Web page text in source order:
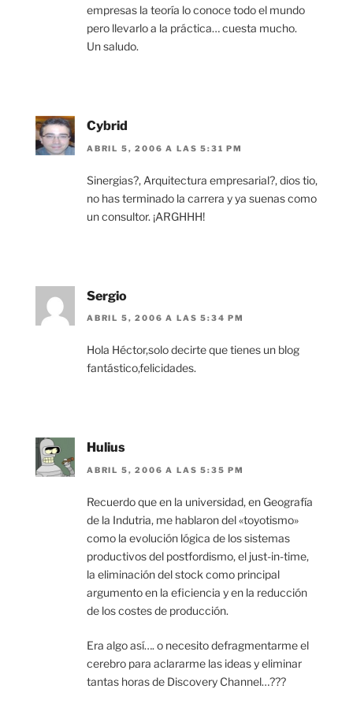
empresas la teoría lo conoce todo el mundo
pero llevarlo a la práctica… cuesta mucho.
Un saludo.
Cybrid
ABRIL 5, 2006 A LAS 5:31 PM
Sinergias?, Arquitectura empresarial?, dios tio,
no has terminado la carrera y ya suenas como
un consultor. ¡ARGHHH!
Sergio
ABRIL 5, 2006 A LAS 5:34 PM
Hola Héctor,solo decirte que tienes un blog
fantástico,felicidades.
Hulius
ABRIL 5, 2006 A LAS 5:35 PM
Recuerdo que en la universidad, en Geografía
de la Indutria, me hablaron del «toyotismo»
como la evolución lógica de los sistemas
productivos del postfordismo, el just-in-time,
la eliminación del stock como principal
argumento en la eficiencia y en la reducción
de los costes de producción.
Era algo así…. o necesito defragmentarme el
cerebro para aclararme las ideas y eliminar
tantas horas de Discovery Channel…???